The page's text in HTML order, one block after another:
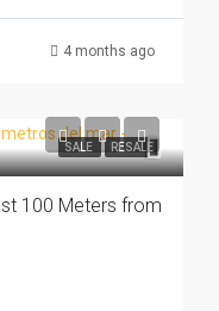
4 months ago
SALE RESALE
100 Meters from